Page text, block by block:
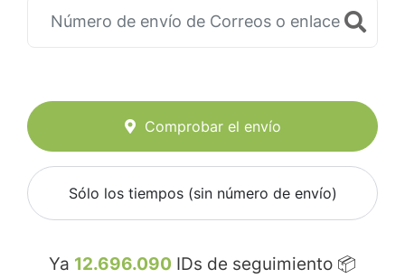
Comprobar el envío
Sólo los tiempos (sin número de envío)
Ya 12.696.090 IDs de seguimiento 📦